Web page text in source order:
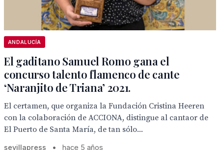
ANDALUCÍA
El gaditano Samuel Romo gana el
concurso talento flamenco de cante
‘Naranjito de Triana’ 2021.
El certamen, que organiza la Fundación Cristina Heeren
con la colaboración de ACCIONA, distingue al cantaor de
El Puerto de Santa María, de tan sólo...
sevillapress • hace 5 años